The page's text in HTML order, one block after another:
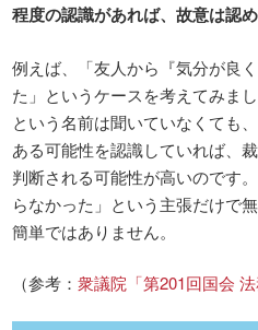
程度の認識があれば、故意は認め
例えば、「友人から『気分が良
た」というケースを考えてみま
という名前は聞いていなくても
ある可能性を認識していれば、
判断される可能性が高いのです
らなかった」という主張だけで
簡単ではありません。
（参考：衆議院「第201回国会 法